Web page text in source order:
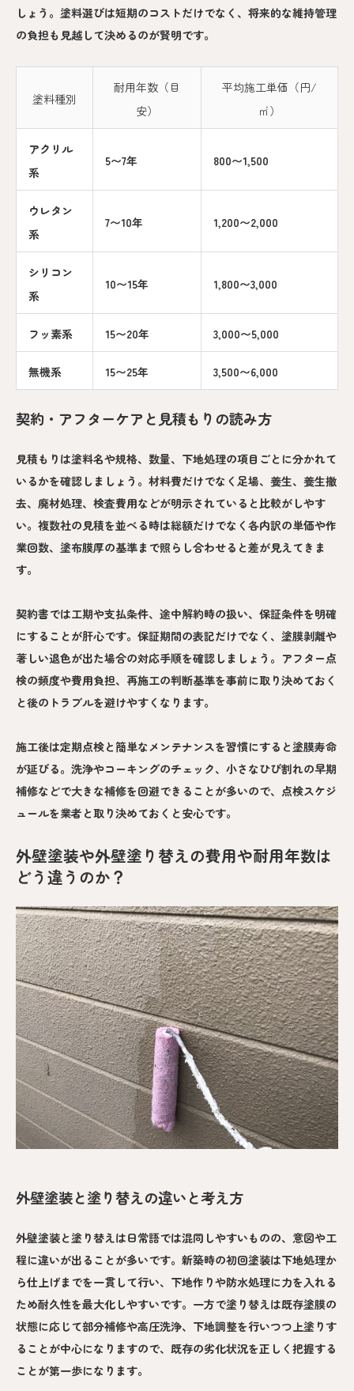
しょう。塗料選びは短期のコストだけでなく、将来的な維持管理
の負担も見越して決めるのが賢明です。
塗料種別
耐用年数（目
安）
平均施工単価（円/
㎡）
アクリル
系
5〜7年 800〜1,500
ウレタン
系
7〜10年 1,200〜2,000
シリコン
系
10〜15年 1,800〜3,000
フッ素系 15〜20年 3,000〜5,000
無機系 15〜25年 3,500〜6,000
契約・アフターケアと見積もりの読み方
見積もりは塗料名や規格、数量、下地処理の項目ごとに分かれて
いるかを確認しましょう。材料費だけでなく足場、養生、養生撤
去、廃材処理、検査費用などが明示されていると比較がしやす
い。複数社の見積を並べる時は総額だけでなく各内訳の単価や作
業回数、塗布膜厚の基準まで照らし合わせると差が見えてきま
す。
契約書では工期や支払条件、途中解約時の扱い、保証条件を明確
にすることが肝心です。保証期間の表記だけでなく、塗膜剥離や
著しい退色が出た場合の対応手順を確認しましょう。アフター点
検の頻度や費用負担、再施工の判断基準を事前に取り決めておく
と後のトラブルを避けやすくなります。
施工後は定期点検と簡単なメンテナンスを習慣にすると塗膜寿命
が延びる。洗浄やコーキングのチェック、小さなひび割れの早期
補修などで大きな補修を回避できることが多いので、点検スケジ
ュールを業者と取り決めておくと安心です。
外壁塗装や外壁塗り替えの費用や耐用年数は
どう違うのか？
外壁塗装と塗り替えの違いと考え方
外壁塗装と塗り替えは日常語では混同しやすいものの、意図や工
程に違いが出ることが多いです。新築時の初回塗装は下地処理か
ら仕上げまでを一貫して行い、下地作りや防水処理に力を入れる
ため耐久性を最大化しやすいです。一方で塗り替えは既存塗膜の
状態に応じて部分補修や高圧洗浄、下地調整を行いつつ上塗りす
ることが中心になりますので、既存の劣化状況を正しく把握する
ことが第一歩になります。